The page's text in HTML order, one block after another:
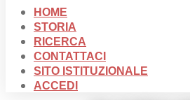
HOME
STORIA
RICERCA
CONTATTACI
SITO ISTITUZIONALE
ACCEDI